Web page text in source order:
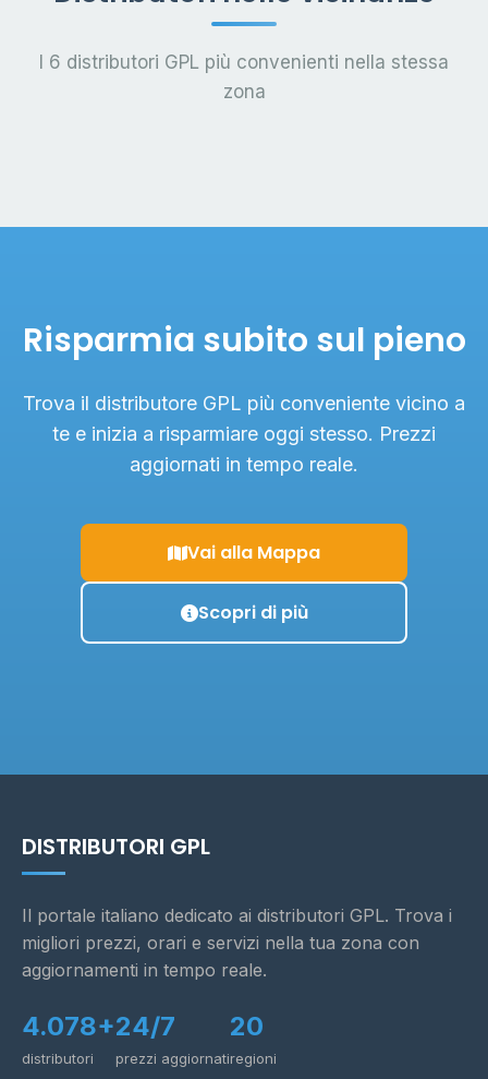
I 6 distributori GPL più convenienti nella stessa
zona
Risparmia subito sul pieno
Trova il distributore GPL più conveniente vicino a
te e inizia a risparmiare oggi stesso. Prezzi
aggiornati in tempo reale.
Vai alla Mappa
Scopri di più
DISTRIBUTORI GPL
Il portale italiano dedicato ai distributori GPL. Trova i
migliori prezzi, orari e servizi nella tua zona con
aggiornamenti in tempo reale.
4.078+
distributori
24/7
prezzi aggiornati
20
regioni